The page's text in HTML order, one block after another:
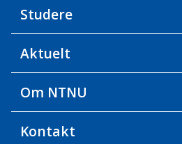
Studere
Aktuelt
Om NTNU
Kontakt